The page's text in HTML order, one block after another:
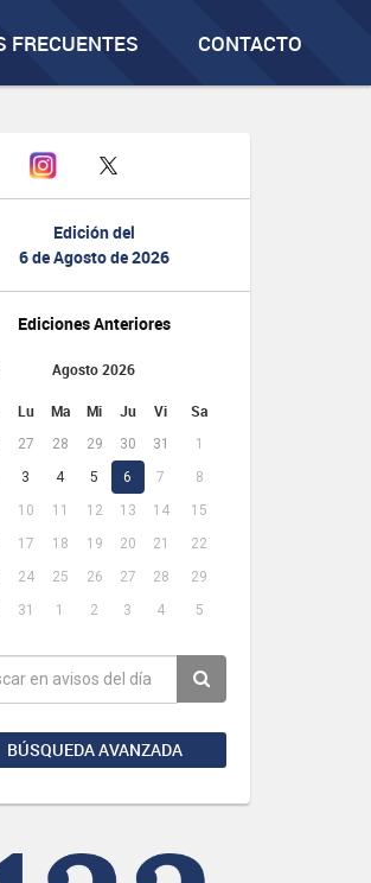
FRECUENTES CONTACTO
Edición del
6 de Agosto de 2026
Ediciones Anteriores
Agosto 2026
Lu Ma Mi Ju Vi Sa
27 28 29 30 31
1
3 4 5 6 7
8
10 11 12 13 14
15
17 18 19 20 21
22
24 25 26 27 28
29
31 1 2 3 4 5
BÚSQUEDA AVANZADA